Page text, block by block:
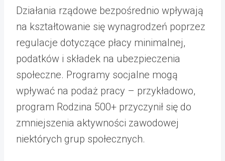
Działania rządowe bezpośrednio wpływają
na kształtowanie się wynagrodzeń poprzez
regulacje dotyczące płacy minimalnej,
podatków i składek na ubezpieczenia
społeczne. Programy socjalne mogą
wpływać na podaż pracy – przykładowo,
program Rodzina 500+ przyczynił się do
zmniejszenia aktywności zawodowej
niektórych grup społecznych.